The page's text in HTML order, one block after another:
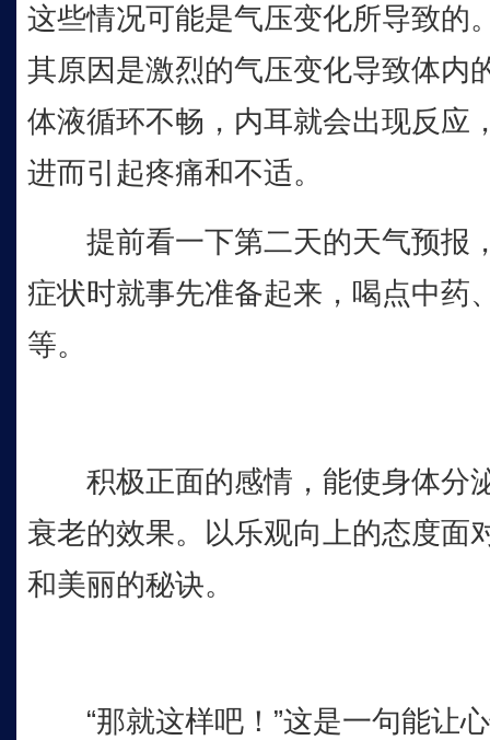
这些情况可能是气压变化所导致的
其原因是激烈的气压变化导致体内
体液循环不畅，内耳就会出现反应
进而引起疼痛和不适。
提前看一下第二天的天气预报
症状时就事先准备起来，喝点中药
等。
积极正面的感情，能使身体分
衰老的效果。以乐观向上的态度面
和美丽的秘诀。
“那就这样吧！”这是一句能让